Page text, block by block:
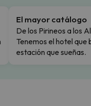
El mayor catálogo
De los Pirineos a los
Tenemos el hotel que
estación que sueñas.